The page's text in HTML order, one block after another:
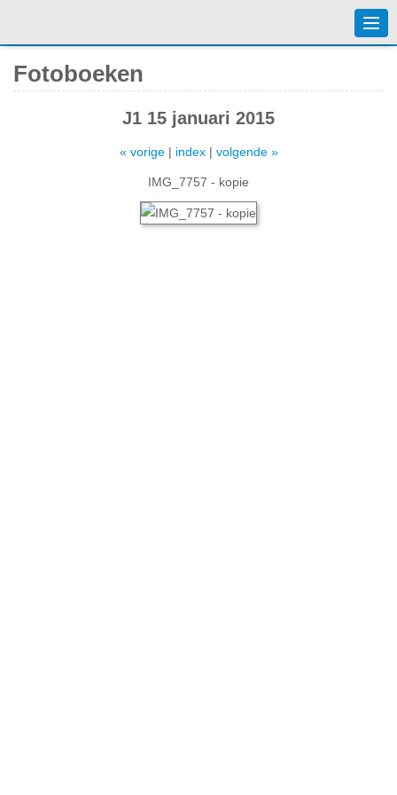
Fotoboeken
J1 15 januari 2015
« vorige| index| volgende »
IMG_7757 - kopie